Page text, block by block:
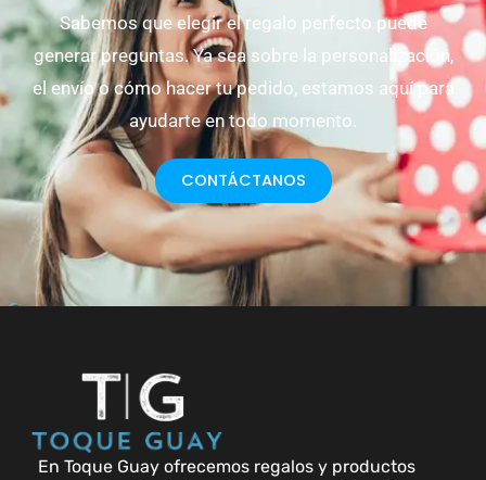
Sabemos que elegir el regalo perfecto puede
generar preguntas. Ya sea sobre la personalización,
el envío o cómo hacer tu pedido, estamos aquí para
ayudarte en todo momento.
CONTÁCTANOS
En Toque Guay ofrecemos regalos y productos